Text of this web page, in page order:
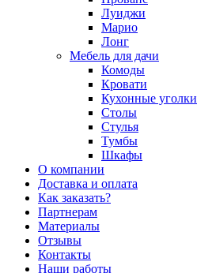
Луиджи
Марио
Лонг
Мебель для дачи
Комоды
Кровати
Кухонные уголки
Столы
Стулья
Тумбы
Шкафы
О компании
Доставка и оплата
Как заказать?
Партнерам
Материалы
Отзывы
Контакты
Наши работы